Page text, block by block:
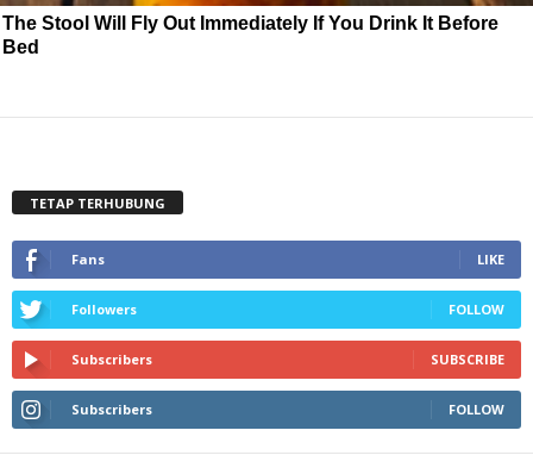
The Stool Will Fly Out Immediately If You Drink It Before
Bed
TETAP TERHUBUNG
Fans LIKE
Followers FOLLOW
Subscribers SUBSCRIBE
Subscribers FOLLOW